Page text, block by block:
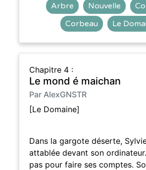
Arbre Nouvelle
Corbeau
Le
Chapitre 4 :
Le mond é maichan
Par AlexGNSTR
[Le Domaine]
Dans la gargote déserte,
attablée devant son
pas pour faire ses comptes.